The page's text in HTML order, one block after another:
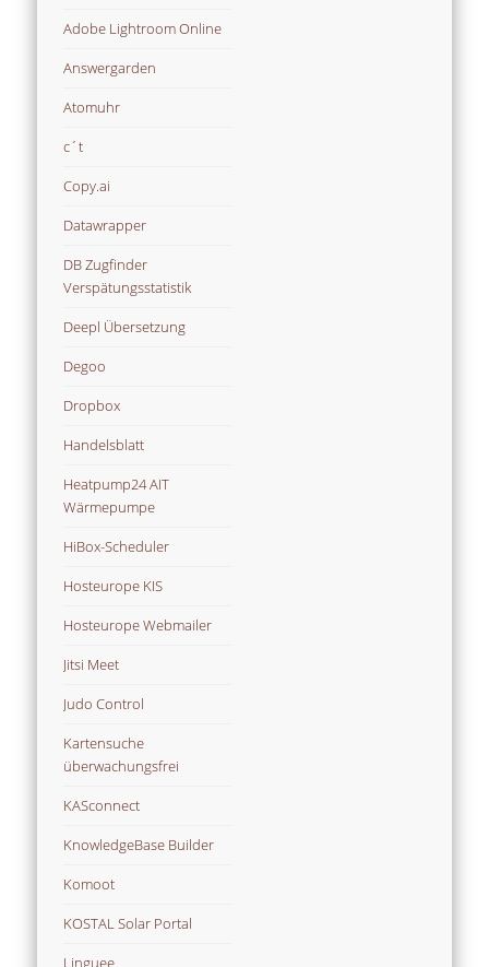
Adobe Lightroom Online
Answergarden
Atomuhr
c´t
Copy.ai
Datawrapper
DB Zugfinder
Verspätungsstatistik
Deepl Übersetzung
Degoo
Dropbox
Handelsblatt
Heatpump24 AIT
Wärmepumpe
HiBox-Scheduler
Hosteurope KIS
Hosteurope Webmailer
Jitsi Meet
Judo Control
Kartensuche
überwachungsfrei
KASconnect
KnowledgeBase Builder
Komoot
KOSTAL Solar Portal
Linguee